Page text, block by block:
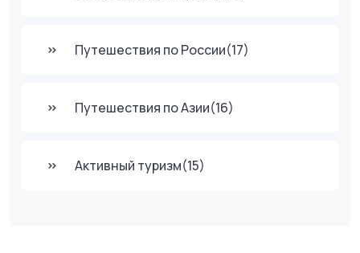
Путешествия по России(17)
Путешествия по Азии(16)
Активный туризм(15)